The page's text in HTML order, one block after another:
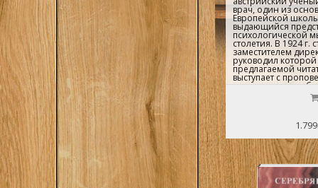
врач, один из
Европейской
выдающийся
психологической
столетия. В 1924 г.
заместителем
руководил
предлагаемой
выступает с
революции и
"репрессивной"